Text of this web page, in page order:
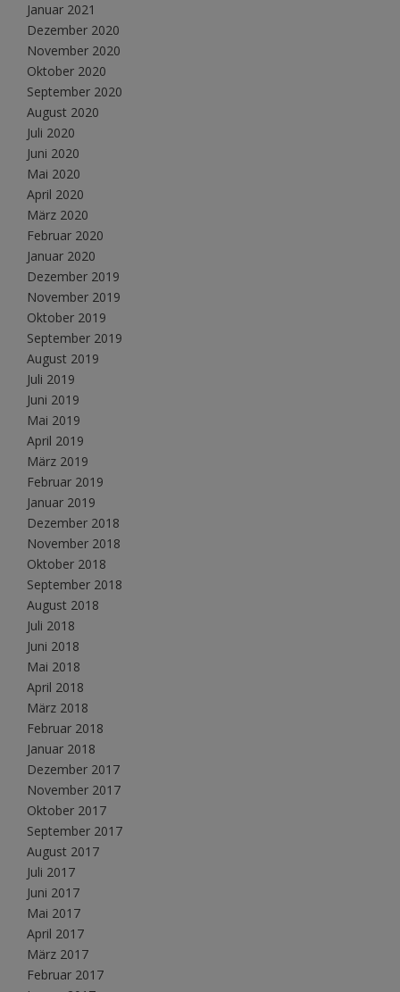
Januar 2021
Dezember 2020
November 2020
Oktober 2020
September 2020
August 2020
Juli 2020
Juni 2020
Mai 2020
April 2020
März 2020
Februar 2020
Januar 2020
Dezember 2019
November 2019
Oktober 2019
September 2019
August 2019
Juli 2019
Juni 2019
Mai 2019
April 2019
März 2019
Februar 2019
Januar 2019
Dezember 2018
November 2018
Oktober 2018
September 2018
August 2018
Juli 2018
Juni 2018
Mai 2018
April 2018
März 2018
Februar 2018
Januar 2018
Dezember 2017
November 2017
Oktober 2017
September 2017
August 2017
Juli 2017
Juni 2017
Mai 2017
April 2017
März 2017
Februar 2017